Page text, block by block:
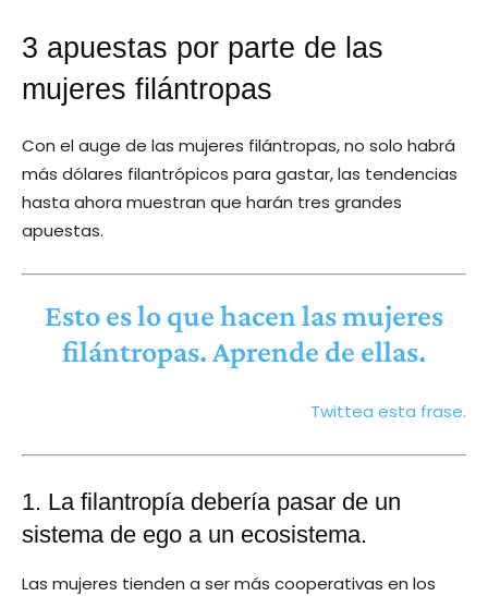
3 apuestas por parte de las
mujeres filántropas
Con el auge de las mujeres filántropas, no solo habrá
más dólares filantrópicos para gastar, las tendencias
hasta ahora muestran que harán tres grandes
apuestas.
Esto es lo que hacen las mujeres
filántropas. Aprende de ellas.
Twittea esta frase.
1. La filantropía debería pasar de un
sistema de ego a un ecosistema.
Las mujeres tienden a ser más cooperativas en los